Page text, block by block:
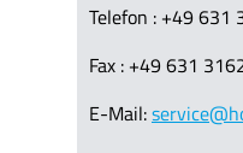
Telefon : +49 631
Fax : +49 631
E-Mail: